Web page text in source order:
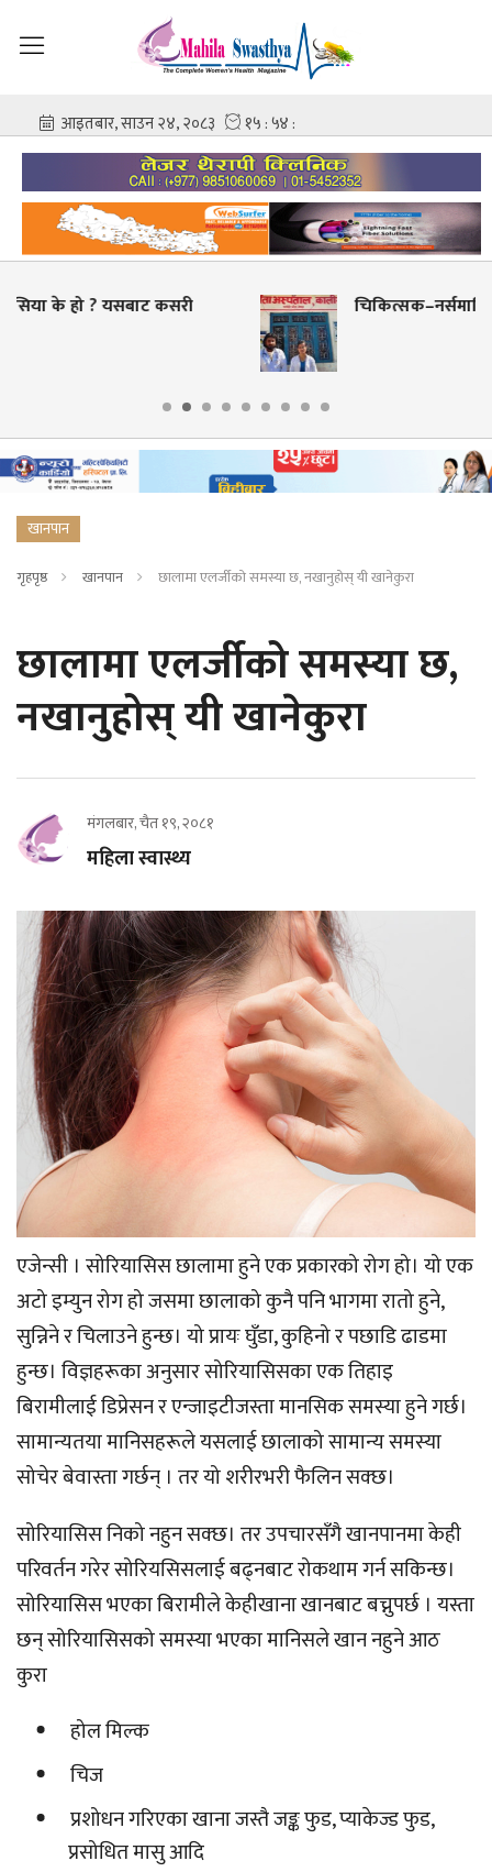
चिकित्सक–नर्समाथि कुटपिटपछि पलाँता
खानपान
गृहपृष्ठ खानपान छालामा एलर्जीको समस्या छ, नखानुहोस् यी खानेकुरा
छालामा एलर्जीको समस्या छ,
नखानुहोस् यी खानेकुरा
मंगलबार, चैत १९, २०८१
महिला स्वास्थ्य
एजेन्सी । सोरियासिस छालामा हुने एक प्रकारको रोग हो। यो एक
अटो इम्युन रोग हो जसमा छालाको कुनै पनि भागमा रातो हुने,
सुन्निने र चिलाउने हुन्छ। यो प्रायः घुँडा, कुहिनो र पछाडि ढाडमा
हुन्छ। विज्ञहरूका अनुसार सोरियासिसका एक तिहाइ
बिरामीलाई डिप्रेसन र एन्जाइटीजस्ता मानसिक समस्या हुने गर्छ।
सामान्यतया मानिसहरूले यसलाई छालाको सामान्य समस्या
सोचेर बेवास्ता गर्छन् । तर यो शरीरभरी फैलिन सक्छ।
सोरियासिस निको नहुन सक्छ। तर उपचारसँगै खानपानमा केही
परिवर्तन गरेर सोरियसिसलाई बढ्नबाट रोकथाम गर्न सकिन्छ।
सोरियासिस भएका बिरामीले केहीखाना खानबाट बच्नुपर्छ । यस्ता
छन् सोरियासिसको समस्या भएका मानिसले खान नहुने आठ
कुरा
होल मिल्क
चिज
प्रशोधन गरिएका खाना जस्तै जङ्क फुड, प्याकेज्ड फुड,
प्रसोधित मासु आदि